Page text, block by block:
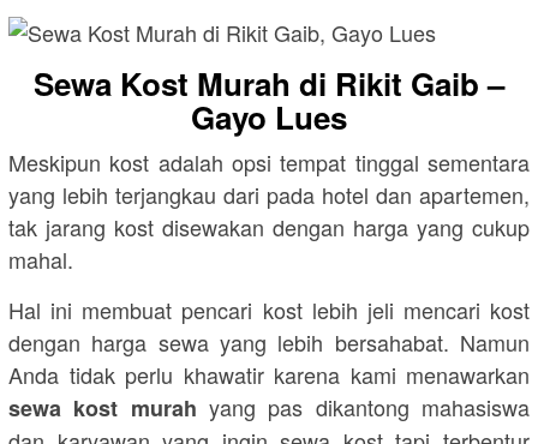
Sewa Kost Murah di Rikit Gaib –
Gayo Lues
Meskipun kost adalah opsi tempat tinggal sementara
yang lebih terjangkau dari pada hotel dan apartemen,
tak jarang kost disewakan dengan harga yang cukup
mahal.
Hal ini membuat pencari kost lebih jeli mencari kost
dengan harga sewa yang lebih bersahabat. Namun
Anda tidak perlu khawatir karena kami menawarkan
sewa kost murah yang pas dikantong mahasiswa